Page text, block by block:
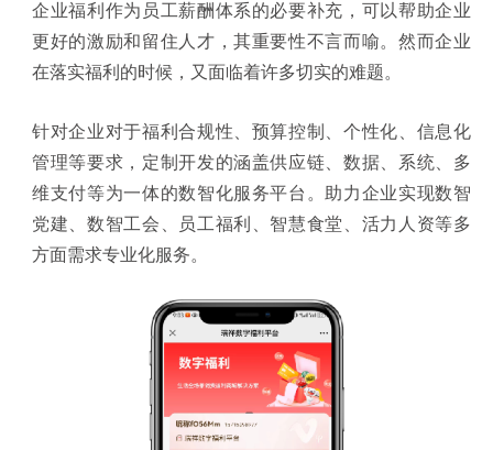
企业福利作为员工薪酬体系的必要补充，可以帮助企业
更好的激励和留住人才，其重要性不言而喻。然而企业
在落实福利的时候，又面临着许多切实的难题。
针对企业对于福利合规性、预算控制、个性化、信息化
管理等要求，定制开发的涵盖供应链、数据、系统、多
维支付等为一体的数智化服务平台。助力企业实现数智
党建、数智工会、员工福利、智慧食堂、活力人资等多
方面需求专业化服务。